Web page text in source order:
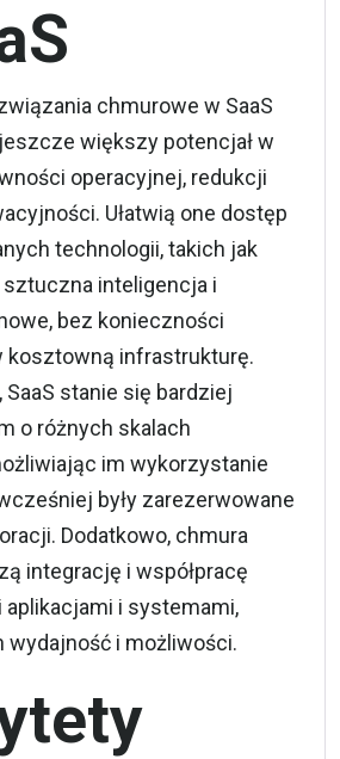
chmurowe w SaaS
większy potencjał w
operacyjnej, redukcji
Ułatwią one dostęp
technologii, takich jak
sztuczna inteligencja i
bez konieczności
kosztowną infrastrukturę.
stanie się bardziej
o różnych skalach
im wykorzystanie
były zarezerwowane
Dodatkowo, chmura
integrację i współpracę
i systemami,
i możliwości.